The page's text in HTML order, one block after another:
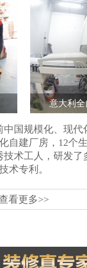
意大利
国规模化、现代
自建厂房，12个
术工人，研发了
术专利。
看更多>>